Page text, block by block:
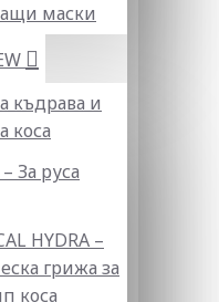
маски
къдрава и
коса
За руса
HYDRA –
грижа за
коса